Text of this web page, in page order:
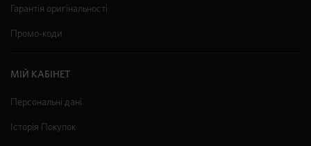
Гарантія оригінальності
Промо-коди
МІЙ КАБІНЕТ
Персональні дані
Історія Покупок